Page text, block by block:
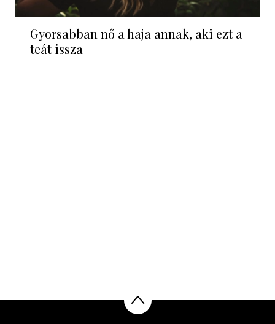
Gyorsabban nő a haja annak, aki ezt a
teát issza